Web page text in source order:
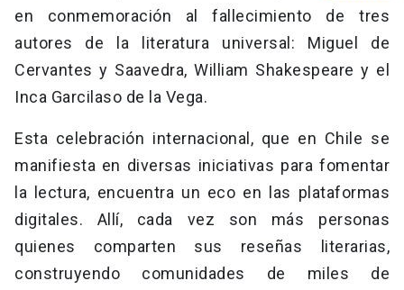
en conmemoración al fallecimiento de tres
autores de la literatura universal: Miguel de
Cervantes y Saavedra, William Shakespeare y el
Inca Garcilaso de la Vega.
Esta celebración internacional, que en Chile se
manifiesta en diversas iniciativas para fomentar
la lectura, encuentra un eco en las plataformas
digitales. Allí, cada vez son más personas
quienes comparten sus reseñas literarias,
construyendo comunidades de miles de